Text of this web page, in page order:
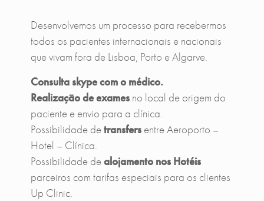
Desenvolvemos um processo para recebermos
todos os pacientes internacionais e nacionais
que vivam fora de Lisboa, Porto e Algarve.
Consulta skype com o médico.
Realização de examesno local de origem do
paciente e envio para a clínica.
Possibilidade detransfersentre Aeroporto –
Hotel – Clínica.
Possibilidade dealojamento nos Hotéis
parceiros com tarifas especiais para os clientes
Up Clinic.
itos de comunicação dos seus serviços e produtos.
Enviar Mensagem